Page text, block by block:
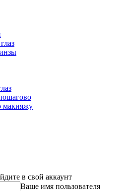
макияжу
в свой аккаунт
Ваше имя пользователя